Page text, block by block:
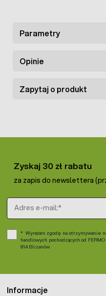
o dowolnej średnicy.
średnicy 5 mm.
Parametry
Opinie
Zapytaj o produkt
Informacje
Zyskaj 30 zł rabatu
za zapis do newslettera
Adres e-mail
Wyrażam zgodę na otrzymywanie
handlowych pochodzących od
814 Blizanów.